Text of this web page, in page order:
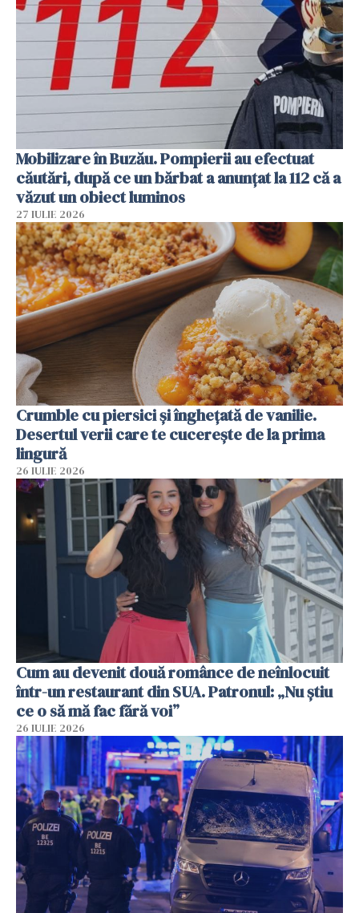
Mobilizare în Buzău. Pompierii au efectuat
căutări, după ce un bărbat a anunțat la 112 că a
văzut un obiect luminos
27 IULIE 2026
Crumble cu piersici și înghețată de vanilie.
Desertul verii care te cucerește de la prima
lingură
26 IULIE 2026
Cum au devenit două românce de neînlocuit
într-un restaurant din SUA. Patronul: „Nu știu
ce o să mă fac fără voi”
26 IULIE 2026